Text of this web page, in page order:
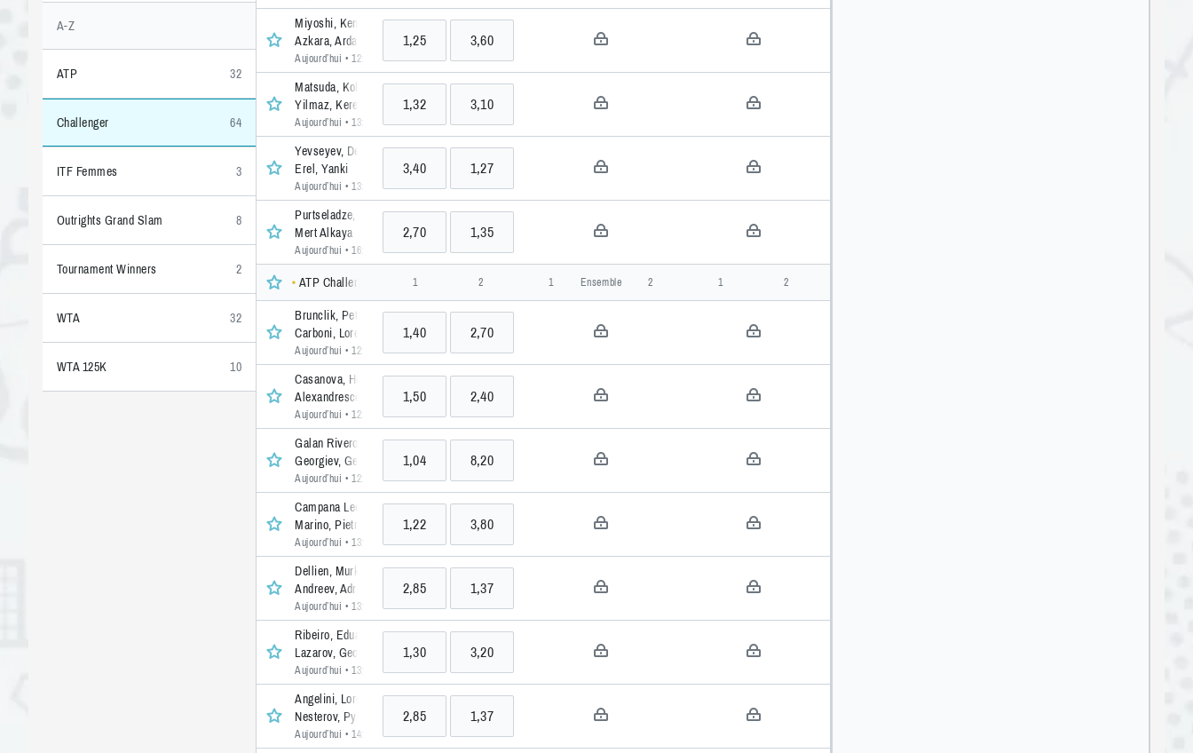
A-Z
ATP 32
Challenger 64
ITF Femmes 3
Outrights Grand Slam 8
Tournament Winners 2
WTA 32
WTA 125K 10
Miyoshi, Kenta (2004)
Azkara, Arda
Aujourd’hui • 12:20 • 1 >>
1,25 3,60
Matsuda, Koki
Yilmaz, Kerem
Aujourd’hui • 13:30 • 1 >>
1,32 3,10
Yevseyev, Denis
Erel, Yanki
Aujourd’hui • 13:30 • 1 >>
3,40 1,27
Purtseladze, Saba
Mert Alkaya
Aujourd’hui • 16:00 • 1 >>
2,70 1,35
ATP Challenger Plovdiv 2, Bulgaria Men Singles, Challenger
1 2 1 Ensemble 2 1 2
Brunclik, Petr
Carboni, Lorenzo
Aujourd’hui • 12:00 • 1 >>
1,40 2,70
Casanova, Hernan
Alexandrescou, Yannick Theodor
Aujourd’hui • 12:00 • 1 >>
1,50 2,40
Galan Riveros, Daniel Elahi
Georgiev, Georgi
Aujourd’hui • 12:00 • 1 >>
1,04 8,20
Campana Lee, Gerard
Marino, Pietro
Aujourd’hui • 13:10 • 1 >>
1,22 3,80
Dellien, Murkel
Andreev, Adrian
Aujourd’hui • 13:10 • 1 >>
2,85 1,37
Ribeiro, Eduardo
Lazarov, George
Aujourd’hui • 13:10 • 1 >>
1,30 3,20
Angelini, Lorenzo
Nesterov, Pyotr
Aujourd’hui • 14:20 • 1 >>
2,85 1,37